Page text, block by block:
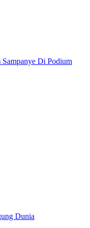
Di Podium
Dunia